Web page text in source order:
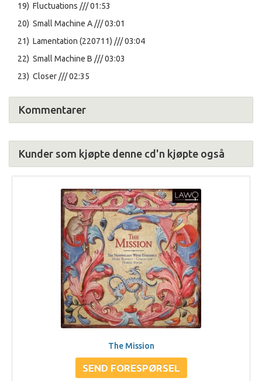
19) Fluctuations /// 01:53
20) Small Machine A /// 03:01
21) Lamentation (220711) /// 03:04
22) Small Machine B /// 03:03
23) Closer /// 02:35
Kommentarer
Kunder som kjøpte denne cd'n kjøpte også
The Mission